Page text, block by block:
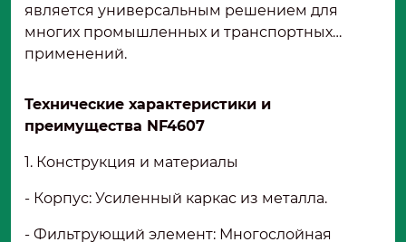
является универсальным решением для
многих промышленных и транспортных
применений.
Технические характеристики и
преимущества NF4607
1. Конструкция и материалы
- Корпус: Усиленный каркас из металла.
- Фильтрующий элемент: Многослойная